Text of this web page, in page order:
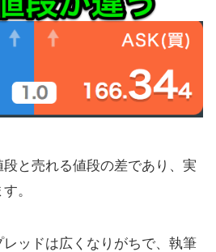
と売れる値段の差であり、実
。
レッドは広くなりがちで、執筆